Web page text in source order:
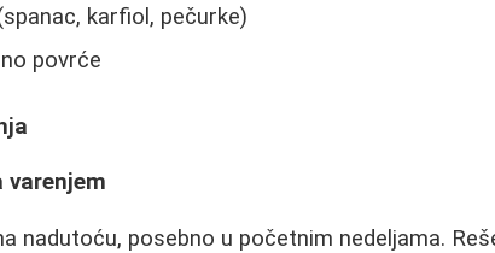
karfiol, pečurke)
povrće
varenjem
nadutoću, posebno u početnim nedeljama.